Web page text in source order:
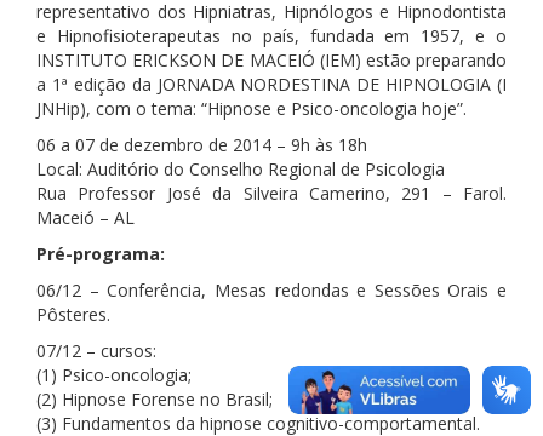
representativo dos Hipniatras, Hipnólogos e Hipnodontista
e Hipnofisioterapeutas no país, fundada em 1957, e o
INSTITUTO ERICKSON DE MACEIÓ (IEM) estão preparando
a 1ª edição da JORNADA NORDESTINA DE HIPNOLOGIA (I
JNHip), com o tema: “Hipnose e Psico-oncologia hoje”.
06 a 07 de dezembro de 2014 – 9h às 18h
Local: Auditório do Conselho Regional de Psicologia
Rua Professor José da Silveira Camerino, 291 – Farol.
Maceió – AL
Pré-programa:
06/12 – Conferência, Mesas redondas e Sessões Orais e
Pôsteres.
07/12 – cursos:
(1) Psico-oncologia;
(2) Hipnose Forense no Brasil;
(3) Fundamentos da hipnose cognitivo-comportamental.